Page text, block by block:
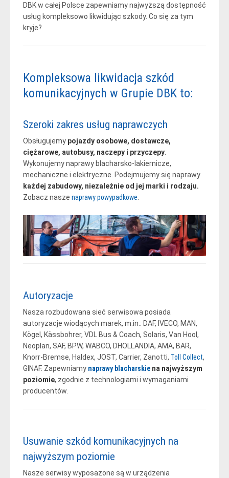
DBK w całej Polsce zapewniamy najwyższą dostępność
usług kompleksowo likwidując szkody. Co się za tym
kryje?
Kompleksowa likwidacja szkód
komunikacyjnych w Grupie DBK to:
Szeroki zakres usług naprawczych
Obsługujemy pojazdy osobowe, dostawcze,
ciężarowe, autobusy, naczepy i przyczepy
Wykonujemy naprawy blacharsko-lakiernicze,
mechaniczne i elektryczne. Podejmujemy się naprawy
każdej zabudowy, niezależnie od jej marki i rodzaju.
Zobacz nasze naprawy powypadkowe
Autoryzacje
Nasza rozbudowana sieć serwisowa posiada
autoryzacje wiodących marek, m.in.: DAF, IVECO, MAN,
Kögel, Kässbohrer, VDL Bus & Coach, Solaris, Van Hool,
Neoplan, SAF, BPW, WABCO, DHOLLANDIA, AMA, BAR,
Knorr-Bremse, Haldex, JOST, Carrier, Zanotti, Toll Collect,
GINAF. Zapewniamy naprawy blacharskie na najwyższym
poziomie, zgodnie z technologiami i wymaganiami
producentów.
Usuwanie szkód komunikacyjnych na
najwyższym poziomie
Nasze serwisy wyposażone są w urządzenia